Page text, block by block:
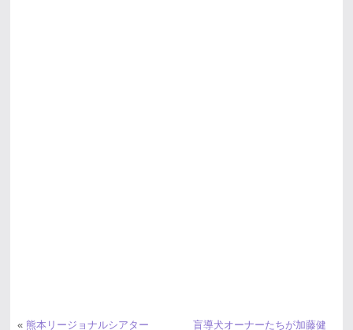
« 熊本リージョナルシアター 盲導犬オーナーたちが加藤健